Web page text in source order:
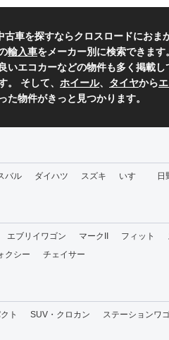
古車を探すならクロスロードにおま
輸入車をメーカー別に検索できま
いエコカーなどの物件も多く掲載
。 そして、 ホイール、 タイヤから
た物件がきっと見つかります。
バル ダイハツ スズキ いすゞ 日
エブリイワゴン マークII フィット
クシー チェイサー
ト SUV・クロカン ステーションワ